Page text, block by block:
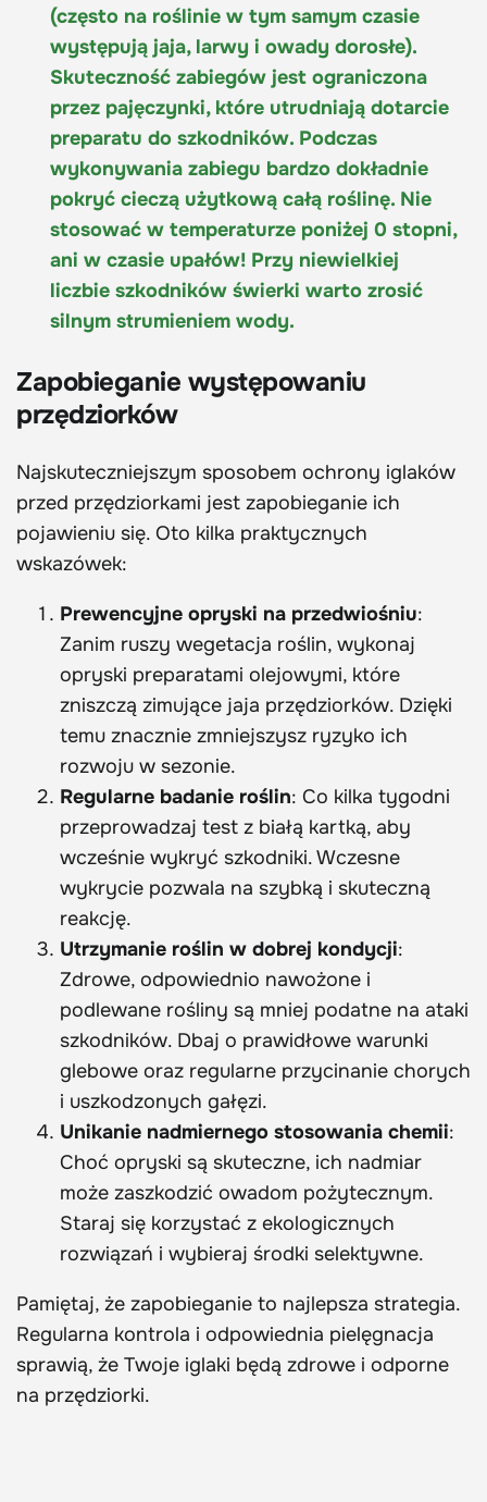
(często na roślinie w tym samym czasie
występują jaja, larwy i owady dorosłe).
Skuteczność zabiegów jest ograniczona
przez pajęczynki, które utrudniają dotarcie
preparatu do szkodników. Podczas
wykonywania zabiegu bardzo dokładnie
pokryć cieczą użytkową całą roślinę. Nie
stosować w temperaturze poniżej 0 stopni,
ani w czasie upałów! Przy niewielkiej
liczbie szkodników świerki warto zrosić
silnym strumieniem wody.
Zapobieganie występowaniu
przędziorków
Najskuteczniejszym sposobem ochrony iglaków
przed przędziorkami jest zapobieganie ich
pojawieniu się. Oto kilka praktycznych
wskazówek:
Prewencyjne opryski na przedwiośniu:
Zanim ruszy wegetacja roślin, wykonaj
opryski preparatami olejowymi, które
zniszczą zimujące jaja przędziorków. Dzięki
temu znacznie zmniejszysz ryzyko ich
rozwoju w sezonie.
Regularne badanie roślin: Co kilka tygodni
przeprowadzaj test z białą kartką, aby
wcześnie wykryć szkodniki. Wczesne
wykrycie pozwala na szybką i skuteczną
reakcję.
Utrzymanie roślin w dobrej kondycji:
Zdrowe, odpowiednio nawożone i
podlewane rośliny są mniej podatne na ataki
szkodników. Dbaj o prawidłowe warunki
glebowe oraz regularne przycinanie chorych
i uszkodzonych gałęzi.
Unikanie nadmiernego stosowania chemii:
Choć opryski są skuteczne, ich nadmiar
może zaszkodzić owadom pożytecznym.
Staraj się korzystać z ekologicznych
rozwiązań i wybieraj środki selektywne.
Pamiętaj, że zapobieganie to najlepsza strategia.
Regularna kontrola i odpowiednia pielęgnacja
sprawią, że Twoje iglaki będą zdrowe i odporne
na przędziorki.